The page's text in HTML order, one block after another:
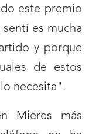
este premio
es mucha
y porque
de estos
necesita".
Mieres más